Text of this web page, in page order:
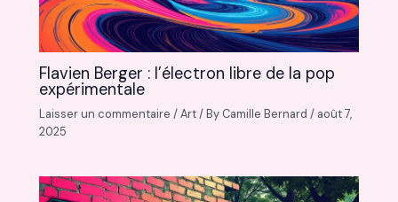
Flavien Berger : l’électron libre de la pop
expérimentale
Laisser un commentaire /Art/ By Camille Bernard/ août 7,
2025